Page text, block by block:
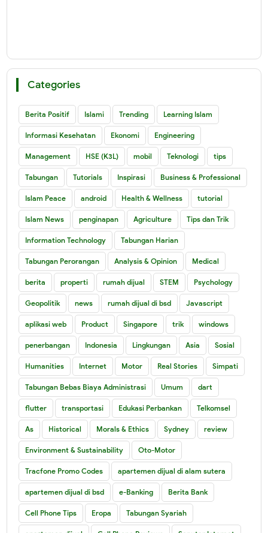
Categories
Berita Positif Islami Trending Learning Islam
Informasi Kesehatan Ekonomi Engineering
Management HSE (K3L) mobil Teknologi tips
Tabungan Tutorials Inspirasi Business & Professional
Islam Peace android Health & Wellness tutorial
Islam News penginapan Agriculture Tips dan Trik
Information Technology Tabungan Harian
Tabungan Perorangan Analysis & Opinion Medical
berita properti rumah dijual STEM Psychology
Geopolitik news rumah dijual di bsd Javascript
aplikasi web Product Singapore trik windows
penerbangan Indonesia Lingkungan Asia Sosial
Humanities Internet Motor Real Stories Simpati
Tabungan Bebas Biaya Administrasi Umum dart
flutter transportasi Edukasi Perbankan Telkomsel
As Historical Morals & Ethics Sydney review
Environment & Sustainability Oto-Motor
Tracfone Promo Codes apartemen dijual di alam sutera
apartemen dijual di bsd e-Banking Berita Bank
Cell Phone Tips Eropa Tabungan Syariah